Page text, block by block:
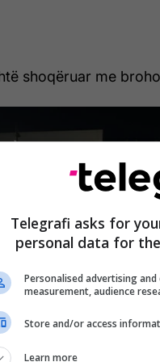
shoqëruar me
Telegrafi asks for
personal data for
Personalised advertising
measurement, audience
Store and/or access
Learn more